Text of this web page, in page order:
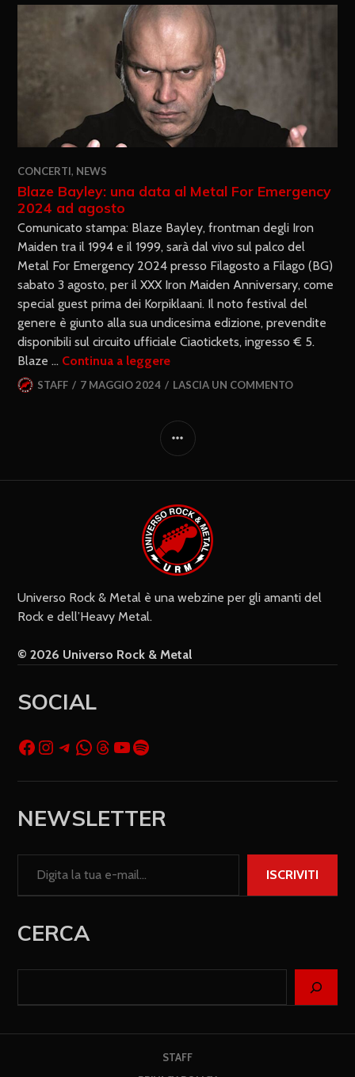
CONCERTI, NEWS
Blaze Bayley: una data al Metal For Emergency
2024 ad agosto
Comunicato stampa: Blaze Bayley, frontman degli Iron
Maiden tra il 1994 e il 1999, sarà dal vivo sul palco del
Metal For Emergency 2024 presso Filagosto a Filago (BG)
sabato 3 agosto, per il XXX Iron Maiden Anniversary, come
special guest prima dei Korpiklaani. Il noto festival del
genere è giunto alla sua undicesima edizione, prevendite
disponibili sul circuito ufficiale Ciaotickets, ingresso € 5.
Blaze … Continua a leggere
STAFF 7 MAGGIO 2024 LASCIA UN COMMENTO
Universo Rock & Metal è una webzine per gli amanti del
Rock e dell’Heavy Metal.
© 2026 Universo Rock & Metal
SOCIAL
NEWSLETTER
ISCRIVITI
CERCA
STAFF